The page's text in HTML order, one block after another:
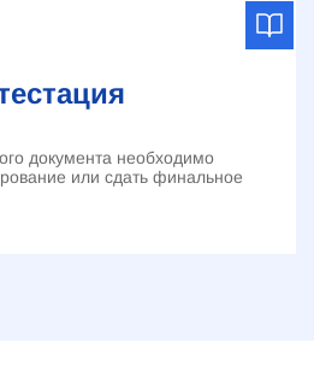
документа необходимо
или сдать финальное